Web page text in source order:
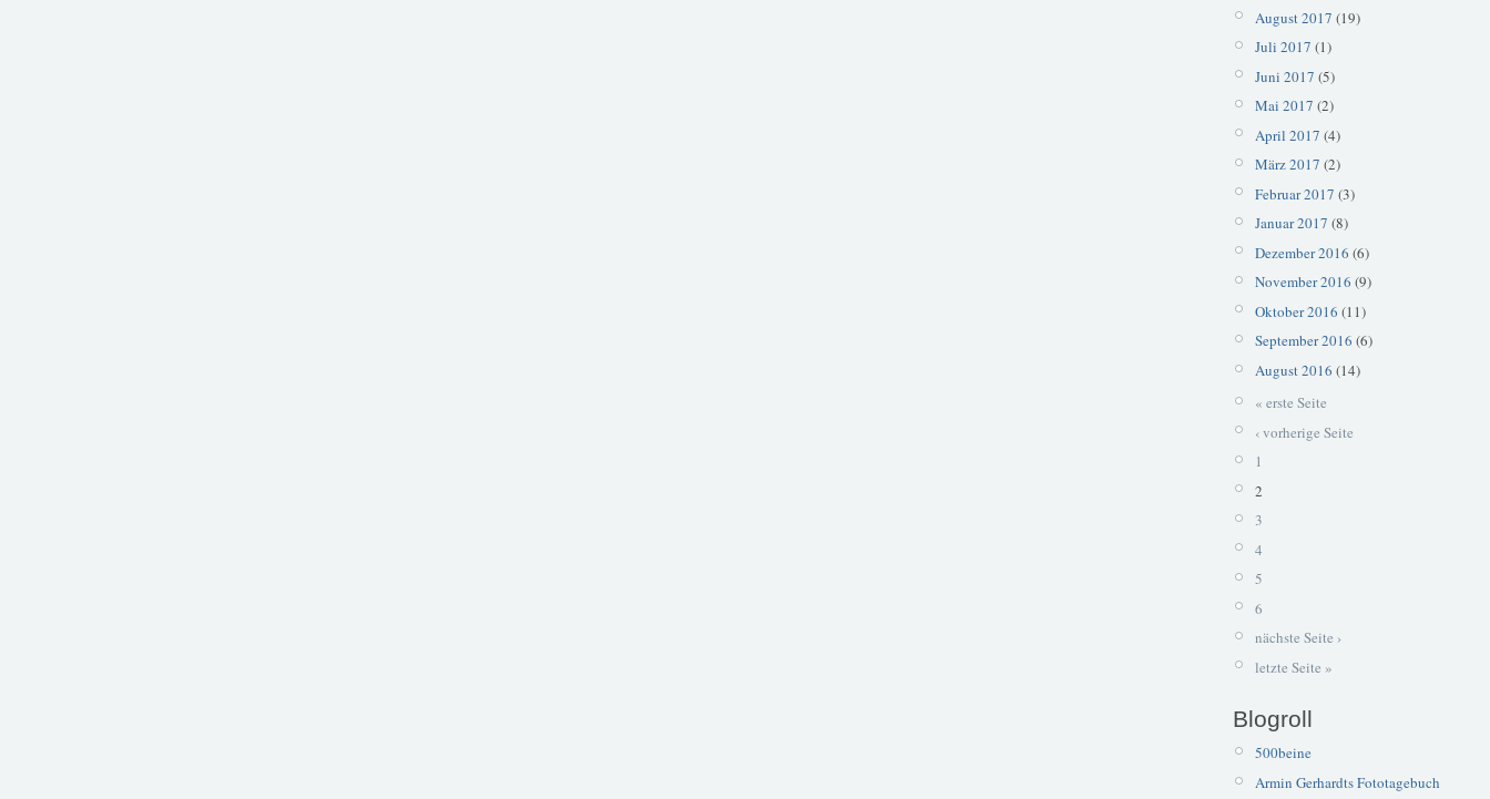
August 2017 (19)
Juli 2017 (1)
Juni 2017 (5)
Mai 2017 (2)
April 2017 (4)
März 2017 (2)
Februar 2017 (3)
Januar 2017 (8)
Dezember 2016 (6)
November 2016 (9)
Oktober 2016 (11)
September 2016 (6)
August 2016 (14)
« erste Seite
‹ vorherige Seite
1
2
3
4
5
6
nächste Seite ›
letzte Seite »
Blogroll
500beine
Armin Gerhardts Fototagebuch